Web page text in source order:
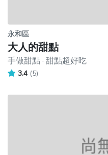
永和區
大人的甜點
手做甜點 · 甜點超好吃
3.4 (5)